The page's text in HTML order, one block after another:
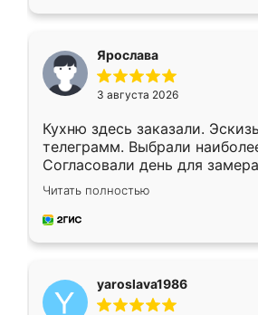
Ярослава
3 августа 2026
Кухню здесь заказали.
телеграмм. Выбрали
Согласовали день для
недели кухня была уже
довольны работой. Спасибо
мебель за качественную
Читать полностью
yaroslava1986